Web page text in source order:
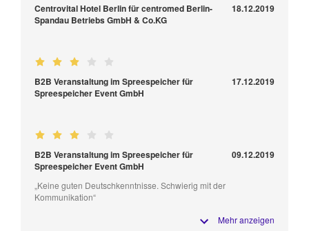
Centrovital Hotel Berlin für centromed Berlin-
Spandau Betriebs GmbH & Co.KG
18.12.2019
B2B Veranstaltung im Spreespeicher für
Spreespeicher Event GmbH
17.12.2019
B2B Veranstaltung im Spreespeicher für
Spreespeicher Event GmbH
09.12.2019
„Keine guten Deutschkenntnisse. Schwierig mit der
Kommunikation“
Mehr anzeigen